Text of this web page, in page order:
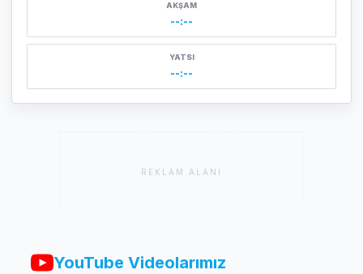
AKŞAM
--:--
YATSI
--:--
REKLAM ALANI
YouTube Videolarımız